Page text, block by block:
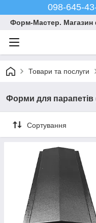
098-645-
Форм-Мастер. Магазин
Товари та послуги
Форми для парапетів
Сортування